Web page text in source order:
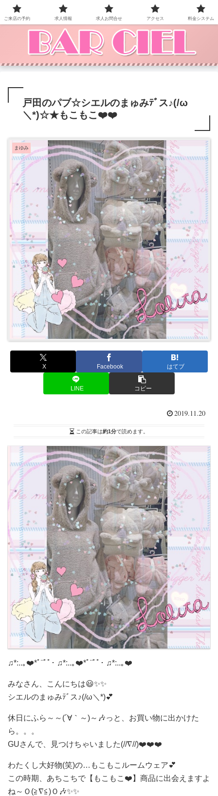
BAR CIEL！ご来店お待ちしています。
戸田のパブ☆シエルのまゅみﾃﾞス♪(/ω
＼*)☆★もこもこ❤️❤️
まゆみ
X Facebook はてブ
LINE コピー
2019.11.20
この記事は約1分で読めます。
♫*:..｡❤️*ﾟ¨ﾟﾟ･ ♫*:..｡❤️*ﾟ¨ﾟﾟ･ ♫*:..｡❤️
みなさん、こんにちは😃✨✨
シエルのまゅみﾃﾞス♪(/ω＼*)💕
休日にふら～～(´∀｀～)～🎶っと、お買い物に出かけた
ら。。。
GUさんで、見つけちゃいました(//∇//)❤️❤️❤️
わたくし大好物(笑)の…もこもこルームウェア💕
この時期、あちこちで【もこもこ❤️】商品に出会えますよ
ね～Ｏ(≧∇≦)Ｏ🎶✨✨
ご来店の予約 求人情報 求人お問合せ アクセス 料金システム